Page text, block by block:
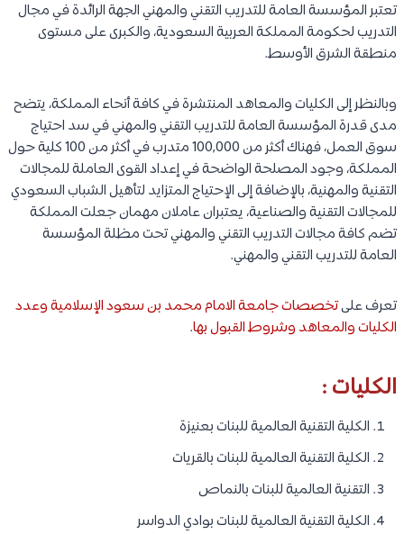
تعتبر المؤسسة العامة للتدريب التقني والمهني الجهة الرائدة في مجال
التدريب لحكومة المملكة العربية السعودية، والكبرى على مستوى
منطقة الشرق الأوسط.
وبالنظر إلى الكليات والمعاهد المنتشرة في كافة أنحاء المملكة، يتضح
مدى قدرة المؤسسة العامة للتدريب التقني والمهني في سد احتياج
سوق العمل، فهناك أكثر من 100,000 متدرب في أكثر من 100 كلية حول
المملكة، وجود المصلحة الواضحة في إعداد القوى العاملة للمجالات
التقنية والمهنية، بالإضافة إلى الإحتياج المتزايد لتأهيل الشباب السعودي
للمجالات التقنية والصناعية، يعتبران عاملان مهمان جعلت المملكة
تضم كافة مجالات التدريب التقني والمهني تحت مظلة المؤسسة
العامة للتدريب التقني والمهني.
تعرف علىتخصصات جامعة الامام محمد بن سعود الإسلامية وعدد
الكليات والمعاهد وشروط القبول بها.
الكليات :
الكلية التقنية العالمية للبنات بعنيزة
الكلية التقنية العالمية للبنات بالقريات
التقنية العالمية للبنات بالنماص
الكلية التقنية العالمية للبنات بوادي الدواسر